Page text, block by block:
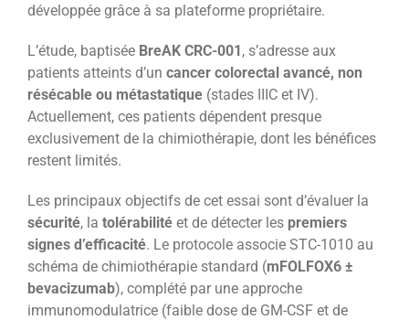
développée grâce à sa plateforme propriétaire.
L’étude, baptisée BreAK CRC-001, s’adresse aux
patients atteints d’un cancer colorectal avancé, non
résécable ou métastatique (stades IIIC et IV).
Actuellement, ces patients dépendent presque
exclusivement de la chimiothérapie, dont les bénéfices
restent limités.
Les principaux objectifs de cet essai sont d’évaluer la
sécurité, la tolérabilité et de détecter les premiers
signes d’efficacité. Le protocole associe STC-1010 au
schéma de chimiothérapie standard (mFOLFOX6 ±
bevacizumab), complété par une approche
immunomodulatrice (faible dose de GM-CSF et de